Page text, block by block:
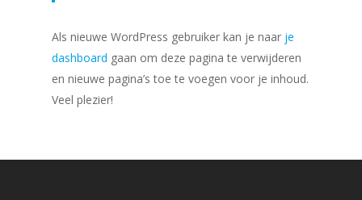
Als nieuwe WordPress gebruiker kan je naar je
dashboard gaan om deze pagina te verwijderen
en nieuwe pagina’s toe te voegen voor je inhoud.
Veel plezier!